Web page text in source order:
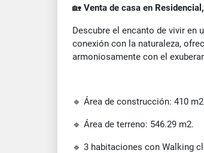
🏡 Venta de casa en
Descubre el encanto de vivir
conexión con la naturaleza,
armoniosamente con el
🔹 Área de construcción: 410
🔹 Área de terreno: 546.29 m2.
🔹 3 habitaciones con Walking